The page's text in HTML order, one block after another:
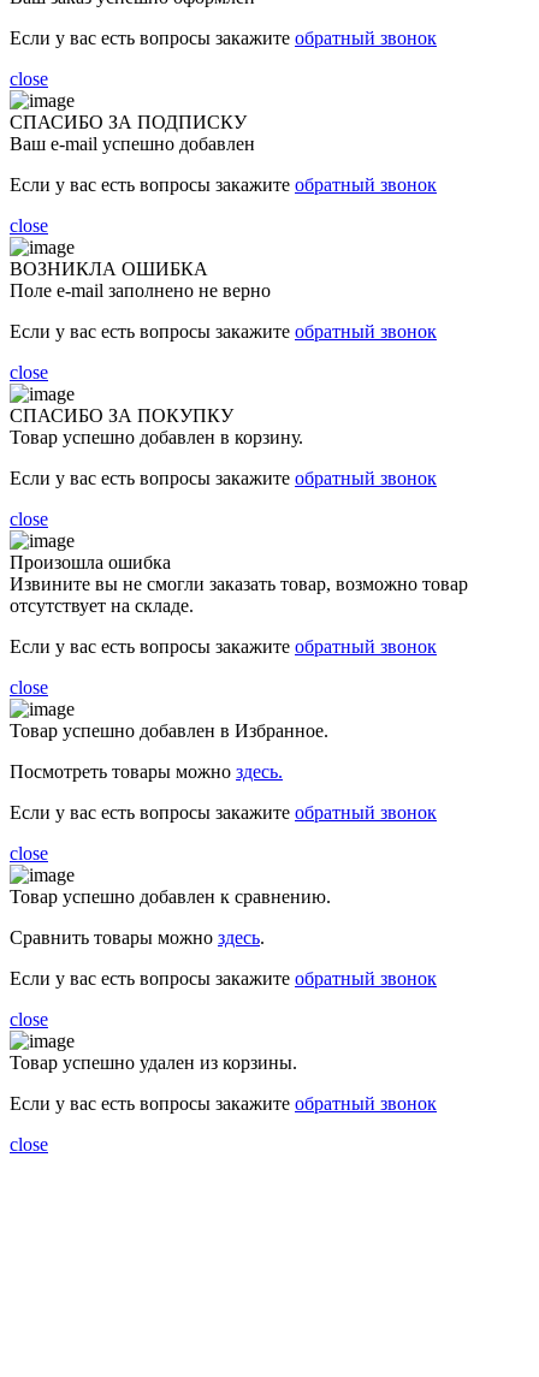
Если у вас есть вопросы закажите обратный звонок
close
СПАСИБО ЗА ПОДПИСКУ
Ваш e-mail успешно добавлен
Если у вас есть вопросы закажите обратный звонок
close
ВОЗНИКЛА ОШИБКА
Поле e-mail заполнено не верно
Если у вас есть вопросы закажите обратный звонок
close
СПАСИБО ЗА ПОКУПКУ
Товар успешно добавлен в корзину.
Если у вас есть вопросы закажите обратный звонок
close
Произошла ошибка
Извините вы не смогли заказать товар, возможно товар
отсутствует на складе.
Если у вас есть вопросы закажите обратный звонок
close
Товар успешно добавлен в Избранное.
Посмотреть товары можно здесь.
Если у вас есть вопросы закажите обратный звонок
close
Товар успешно добавлен к сравнению.
Сравнить товары можно здесь.
Если у вас есть вопросы закажите обратный звонок
close
Товар успешно удален из корзины.
Если у вас есть вопросы закажите обратный звонок
close